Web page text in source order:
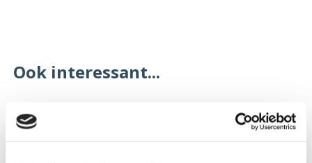
Ook interessant...